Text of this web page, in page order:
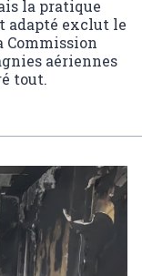
la pratique
adapté exclut le
Commission
aériennes
tout.